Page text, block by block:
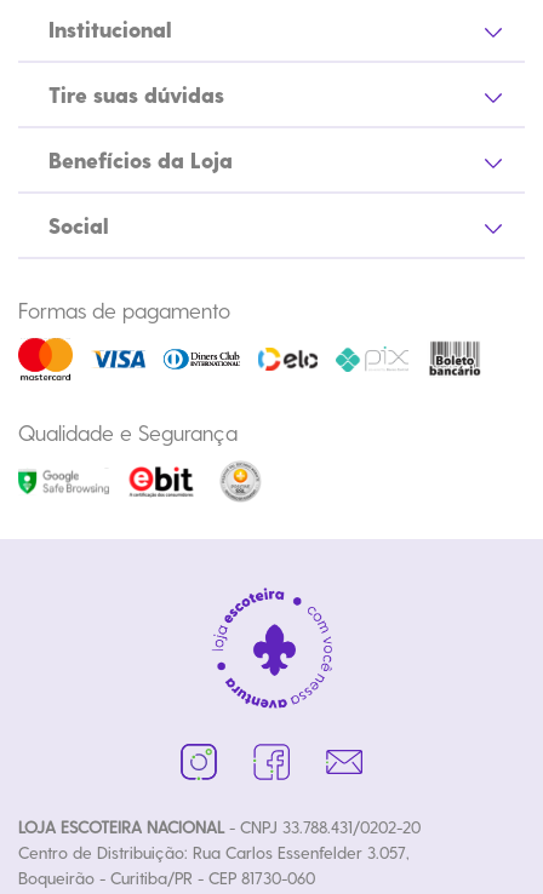
Institucional
Tire suas dúvidas
Benefícios da Loja
Social
Formas de pagamento
Qualidade e Segurança
LOJA ESCOTEIRA NACIONAL- CNPJ 33.788.431/0202-20
Centro de Distribuição: Rua Carlos Essenfelder 3.057,
Boqueirão - Curitiba/PR - CEP 81730-060